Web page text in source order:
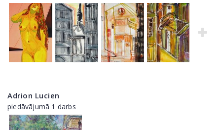
Adrion Lucien
piedāvājumā 1 darbs